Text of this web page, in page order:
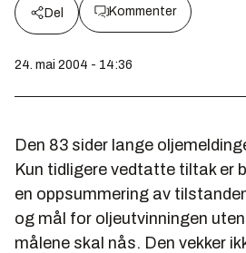
Del Kommenter
24. mai 2004 - 14:36
Den 83 sider lange
Kun tidligere vedtatte tiltak er
en oppsummering av
og mål for oljeutvinningen
målene skal nås. Den vekker